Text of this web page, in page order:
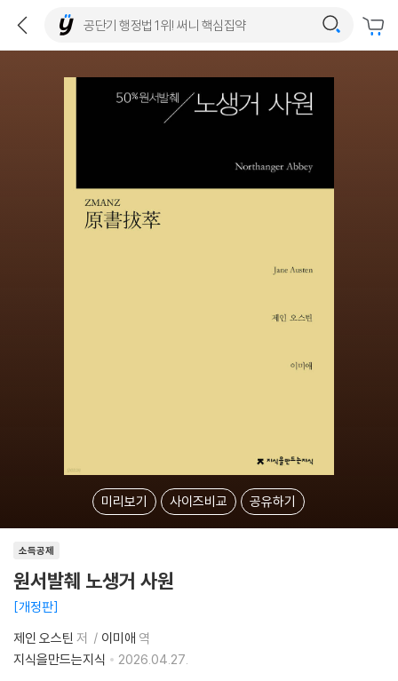
미리보기 사이즈비교 공유하기
소득공제
원서발췌 노생거 사원
개정판
제인 오스틴 저 이미애 역
지식을만드는지식
2026.04.27.